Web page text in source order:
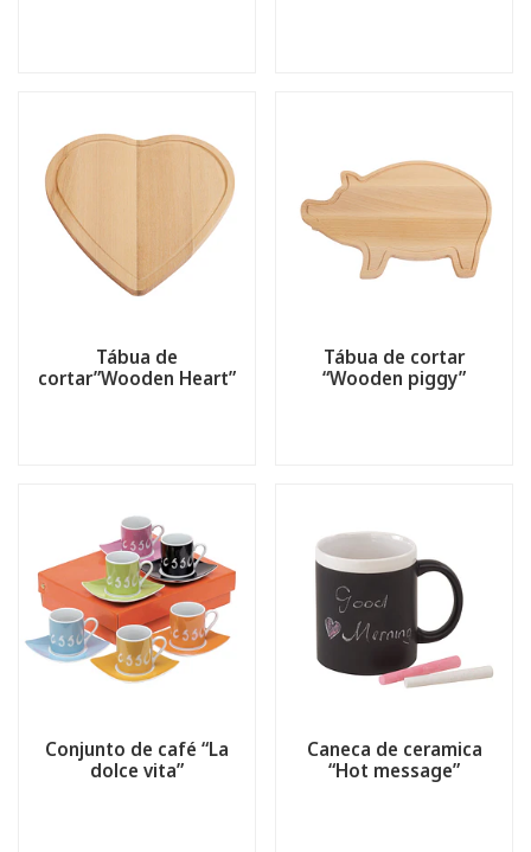
Tábua de
cortar”Wooden Heart”
Tábua de cortar
“Wooden piggy”
Conjunto de café “La
dolce vita”
Caneca de ceramica
“Hot message”